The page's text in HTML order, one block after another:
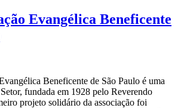
Evangélica Beneficente
Beneficente de São Paulo é uma
fundada em 1928 pelo Reverendo
projeto solidário da associação foi